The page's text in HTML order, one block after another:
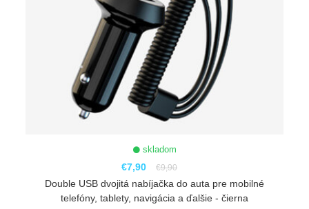
skladom
€7,90 €9,90
Double USB dvojitá nabíjačka do auta pre mobilné
telefóny, tablety, navigácia a ďalšie - čierna